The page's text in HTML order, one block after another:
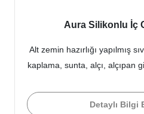
Aura Silikonlu İç
Alt zemin hazırlığı yapılmış
kaplama, sunta, alçı, alçıpan
Detaylı Bilgi